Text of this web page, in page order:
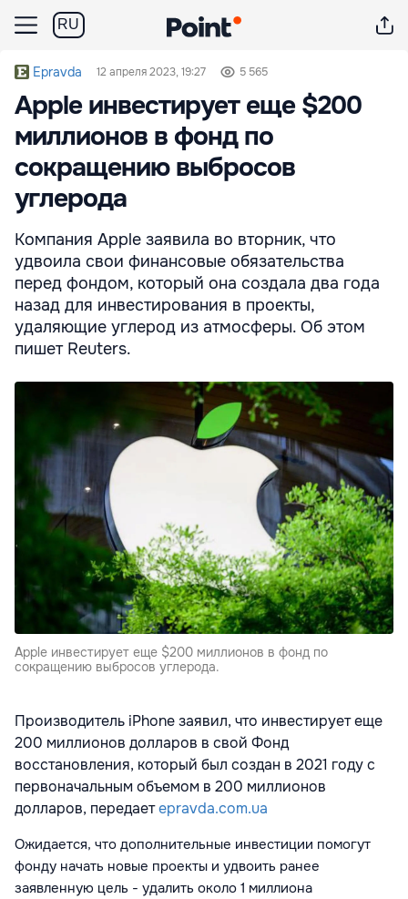
RU
Epravda 12 апреля 2023, 19:27 5 565
Apple инвестирует еще $200
миллионов в фонд по
сокращению выбросов
углерода
Компания Apple заявила во вторник, что
удвоила свои финансовые обязательства
перед фондом, который она создала два года
назад для инвестирования в проекты,
удаляющие углерод из атмосферы. Об этом
пишет Reuters.
Apple инвестирует еще $200 миллионов в фонд по
сокращению выбросов углерода.
Производитель iPhone заявил, что инвестирует еще
200 миллионов долларов в свой Фонд
восстановления, который был создан в 2021 году с
первоначальным объемом в 200 миллионов
долларов, передаетepravda.com.ua
Ожидается, что дополнительные инвестиции помогут
фонду начать новые проекты и удвоить ранее
заявленную цель - удалить около 1 миллиона